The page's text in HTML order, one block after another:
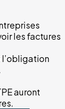
les factures
l’obligation
auront